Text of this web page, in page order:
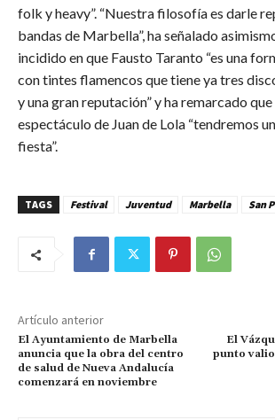
folk y heavy”. “Nuestra filosofía es darle
bandas de Marbella”, ha señalado
incidido en que Fausto Taranto “es una
con tintes flamencos que tiene ya tres
y una gran reputación” y ha remarcado
espectáculo de Juan de Lola “tendremos
fiesta”.
TAGS Festival Juventud Marbella San
Artículo anterior
El Ayuntamiento de Marbella
anuncia que la obra del centro
de salud de Nueva Andalucía
comenzará en noviembre
El
punto